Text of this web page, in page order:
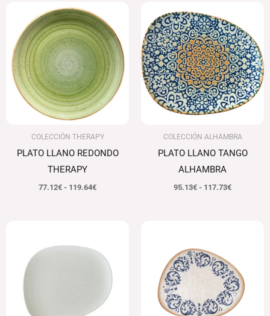
COLECCIÓN THERAPY
PLATO LLANO REDONDO
THERAPY
77.12€ - 119.64€
de
precios:
desde
77.12€
hasta
119.64€
COLECCIÓN ALHAMBRA
PLATO LLANO TANGO
ALHAMBRA
95.13€ - 117.73€
precios:
desde
95.13€
hasta
117.73€
desde
95.13€
hasta
117.73€
103.10€
hasta
126.76€